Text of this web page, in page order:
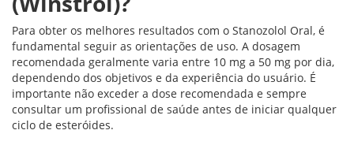
Para obter os melhores resultados com o Stanozolol Oral, é
fundamental seguir as orientações de uso. A dosagem
recomendada geralmente varia entre 10 mg a 50 mg por dia,
dependendo dos objetivos e da experiência do usuário. É
importante não exceder a dose recomendada e sempre
consultar um profissional de saúde antes de iniciar qualquer
ciclo de esteróides.